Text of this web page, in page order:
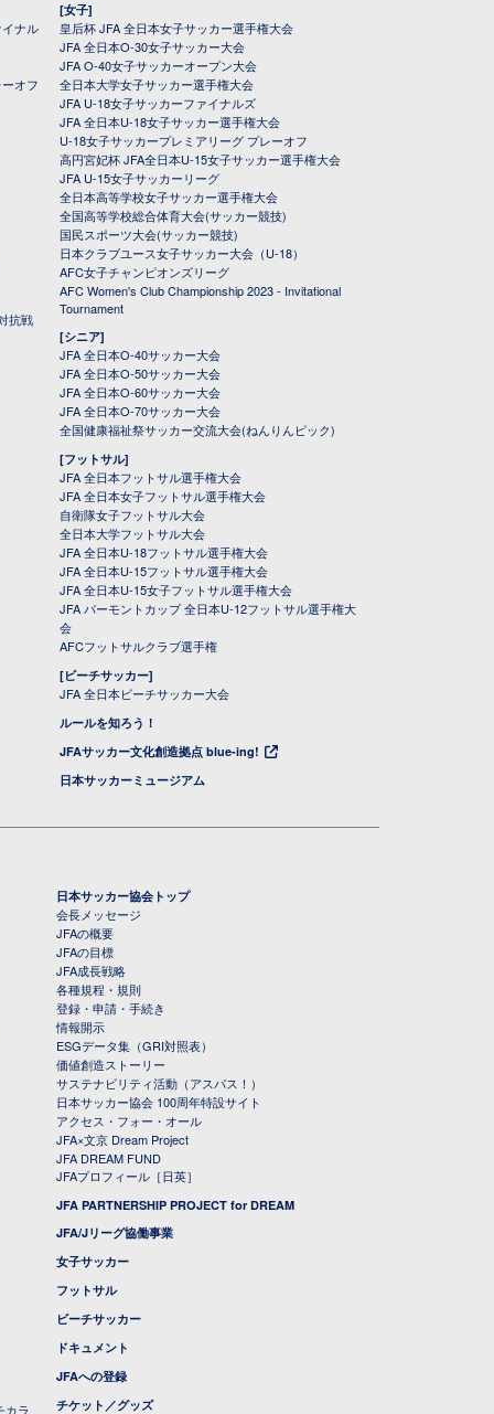
ナル
オフ
抗戦
[女子]
皇后杯 JFA 全日本女子サッカー選手権大会
JFA 全日本O-30女子サッカー大会
JFA O-40女子サッカーオープン大会
全日本大学女子サッカー選手権大会
JFA U-18女子サッカーファイナルズ
JFA 全日本U-18女子サッカー選手権大会
U-18女子サッカープレミアリーグ プレーオフ
高円宮妃杯 JFA全日本U-15女子サッカー選手権大会
JFA U-15女子サッカーリーグ
全日本高等学校女子サッカー選手権大会
全国高等学校総合体育大会(サッカー競技)
国民スポーツ大会(サッカー競技)
日本クラブユース女子サッカー大会（U-18）
AFC女子チャンピオンズリーグ
AFC Women's Club Championship 2023 - Invitational
Tournament
[シニア]
JFA 全日本O-40サッカー大会
JFA 全日本O-50サッカー大会
JFA 全日本O-60サッカー大会
JFA 全日本O-70サッカー大会
全国健康福祉祭サッカー交流大会(ねんりんピック)
[フットサル]
JFA 全日本フットサル選手権大会
JFA 全日本女子フットサル選手権大会
自衛隊女子フットサル大会
全日本大学フットサル大会
JFA 全日本U-18フットサル選手権大会
JFA 全日本U-15フットサル選手権大会
JFA 全日本U-15女子フットサル選手権大会
JFA バーモントカップ 全日本U-12フットサル選手権大
会
AFCフットサルクラブ選手権
[ビーチサッカー]
JFA 全日本ビーチサッカー大会
ルールを知ろう！
JFAサッカー文化創造拠点 blue-ing!
日本サッカーミュージアム
カラ
日本サッカー協会トップ
会長メッセージ
JFAの概要
JFAの目標
JFA成長戦略
各種規程・規則
登録・申請・手続き
情報開示
ESGデータ集（GRI対照表）
価値創造ストーリー
サステナビリティ活動（アスパス！）
日本サッカー協会 100周年特設サイト
アクセス・フォー・オール
JFA×文京 Dream Project
JFA DREAM FUND
JFAプロフィール［日英］
JFA PARTNERSHIP PROJECT for DREAM
JFA/Jリーグ協働事業
女子サッカー
フットサル
ビーチサッカー
ドキュメント
JFAへの登録
チケット／グッズ